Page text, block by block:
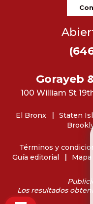
Gorayeb
100 William St
Los resultados
El Bronx Staten
Términos y
Guía editorial